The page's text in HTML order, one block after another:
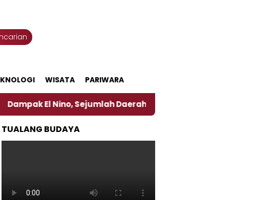
WISATA PARIWARA
Nino, Sejumlah Daerah di Jember Alami Krisi Air
TUALANG BUDAYA